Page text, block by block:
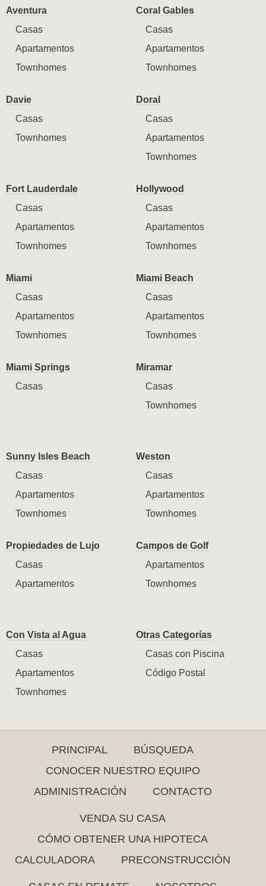
Aventura
Casas
Apartamentos
Townhomes
Coral Gables
Casas
Apartamentos
Townhomes
Davie
Casas
Townhomes
Doral
Casas
Apartamentos
Townhomes
Fort Lauderdale
Casas
Apartamentos
Townhomes
Hollywood
Casas
Apartamentos
Townhomes
Miami
Casas
Apartamentos
Townhomes
Miami Beach
Casas
Apartamentos
Townhomes
Miami Springs
Casas
Miramar
Casas
Townhomes
Sunny Isles Beach
Casas
Apartamentos
Townhomes
Weston
Casas
Apartamentos
Townhomes
Propiedades de Lujo
Casas
Apartamentos
Campos de Golf
Apartamentos
Townhomes
Con Vista al Agua
Casas
Apartamentos
Townhomes
Otras Categorías
Casas con Piscina
Código Postal
PRINCIPAL
BÚSQUEDA
CONOCER NUESTRO EQUIPO
ADMINISTRACIÓN
CONTACTO
VENDA SU CASA
CÓMO OBTENER UNA HIPOTECA
CALCULADORA
PRECONSTRUCCIÓN